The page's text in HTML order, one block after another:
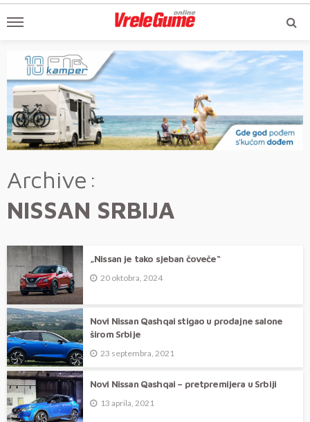
Archive
NISSAN SRBIJA
„Nissan je tako sjeban čoveče“
20 oktobra, 2024
Novi Nissan Qashqai stigao u prodajne salone
širom Srbije
23 septembra, 2021
Novi Nissan Qashqai – pretpremijera u Srbiji
13 aprila, 2021